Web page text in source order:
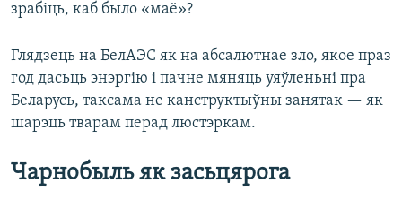
зрабіць, каб было «маё»?
Глядзець на БелАЭС як на абсалютнае зло, якое праз
год дасьць энэргію і пачне мяняць уяўленьні пра
Беларусь, таксама не канструктыўны занятак — як
шарэць тварам перад люстэркам.
Чарнобыль як засьцярога